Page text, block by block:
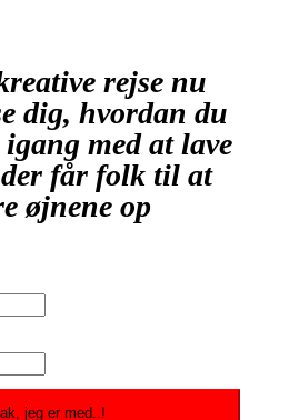
rejse nu
dig, hvordan du
med at lave
får folk til at
øjnene op